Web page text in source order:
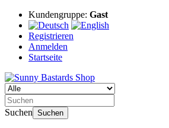
Kundengruppe: Gast
Registrieren
Anmelden
Startseite
Suchen Suchen